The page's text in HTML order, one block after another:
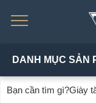
DANH MỤC SẢN